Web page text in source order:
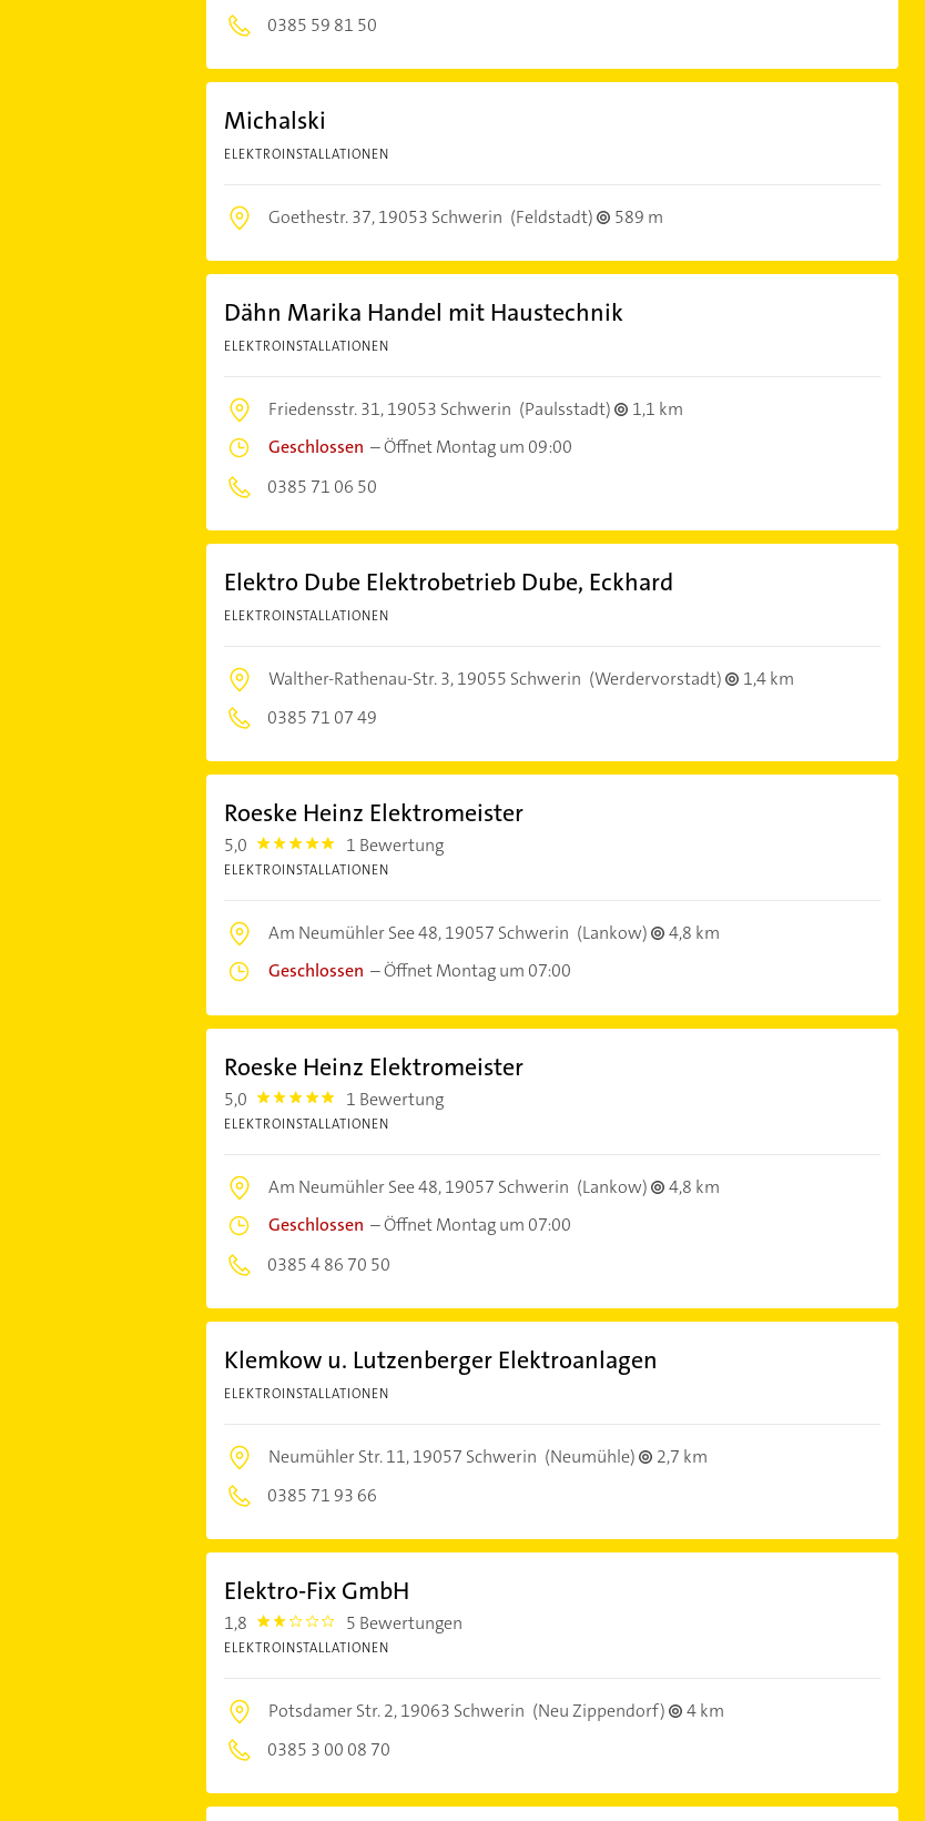
0385 59 81 50
Michalski
ELEKTROINSTALLATIONEN
Goethestr. 37,19053 Schwerin (Feldstadt) 589 m
Dähn Marika Handel mit Haustechnik
ELEKTROINSTALLATIONEN
Friedensstr. 31,19053 Schwerin (Paulsstadt)
1,1 km
Geschlossen –Öffnet Montag um 09:00
0385 71 06 50
Elektro Dube Elektrobetrieb Dube, Eckhard
ELEKTROINSTALLATIONEN
Walther-Rathenau-Str. 3,19055 Schwerin (Werdervorstadt)
1,4 km
0385 71 07 49
Roeske Heinz Elektromeister
5,0 5.0 1 Bewertung
ELEKTROINSTALLATIONEN
Am Neumühler See 48,19057 Schwerin (Lankow)
4,8 km
Geschlossen –Öffnet Montag um 07:00
Roeske Heinz Elektromeister
5,0 5.0 1 Bewertung
ELEKTROINSTALLATIONEN
Am Neumühler See 48,19057 Schwerin (Lankow)
4,8 km
Geschlossen –Öffnet Montag um 07:00
0385 4 86 70 50
Klemkow u. Lutzenberger Elektroanlagen
ELEKTROINSTALLATIONEN
Neumühler Str. 11,19057 Schwerin (Neumühle)
2,7 km
0385 71 93 66
Elektro-Fix GmbH
1,8 1.8000001 5 Bewertungen
ELEKTROINSTALLATIONEN
Potsdamer Str. 2,19063 Schwerin (Neu Zippendorf)
4 km
0385 3 00 08 70